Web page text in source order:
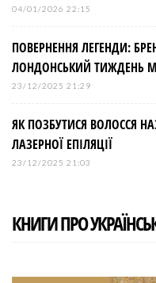
04/01/2026 22:15
ПОВЕРНЕННЯ ЛЕГЕНДИ:
ЛОНДОНСЬКИЙ ТИЖДЕНЬ
23/12/2025 21:29
ЯК ПОЗБУТИСЯ ВОЛОССЯ
ЛАЗЕРНОЇ ЕПІЛЯЦІЇ
23/12/2025 21:03
КНИГИ ПРО